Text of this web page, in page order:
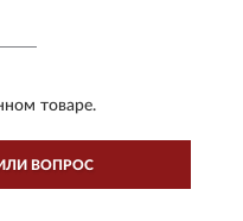
товаре.
ВОПРОС